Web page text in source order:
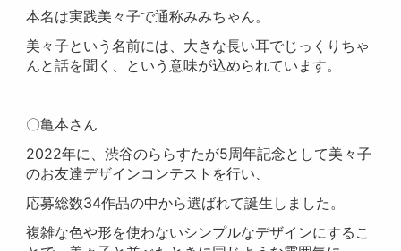
本名は実践美々子で通称みみちゃん。
美々子という名前には、大きな長い耳でじっくりちゃ
んと話を聞く、という意味が込められています。
〇亀本さん
2022年に、渋谷のららすたが5周年記念として美々子
のお友達デザインコンテストを行い、
応募総数34作品の中から選ばれて誕生しました。
複雑な色や形を使わないシンプルなデザインにするこ